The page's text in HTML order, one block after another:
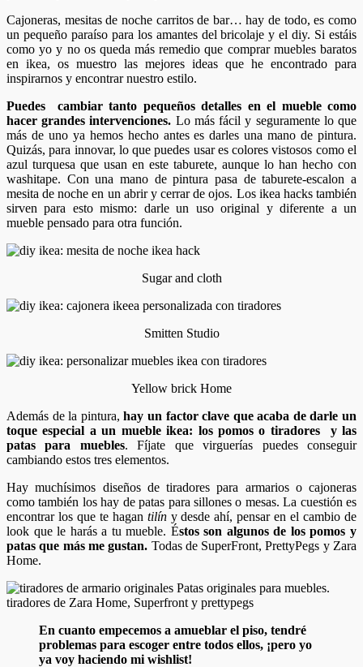
Cajoneras, mesitas de noche carritos de bar… hay de todo, es como
un pequeño paraíso para los amantes del bricolaje y el diy. Si estáis
como yo y no os queda más remedio que comprar muebles baratos
en ikea, os muestro las mejores ideas que he encontrado para
inspirarnos y encontrar nuestro estilo.
Puedes cambiar tanto pequeños detalles en el mueble como
hacer grandes intervenciones. Lo más fácil y seguramente lo que
más de uno ya hemos hecho antes es darles una mano de pintura.
Quizás, para innovar, lo que puedes usar es colores vistosos como el
azul turquesa que usan en este taburete, aunque lo han hecho con
washitape. Con una mano de pintura pasa de taburete-escalon a
mesita de noche en un abrir y cerrar de ojos. Los ikea hacks también
sirven para esto mismo: darle un uso original y diferente a un
mueble pensado para otra función.
Sugar and cloth
Smitten Studio
Yellow brick Home
Además de la pintura,hay un factor clave que acaba de darle un
toque especial a un mueble ikea: los pomos o tiradores y las
patas para muebles. Fíjate que virguerías puedes conseguir
cambiando estos tres elementos.
Hay muchísimos diseños de tiradores para armarios o cajoneras
como también los hay de patas para sillones o mesas. La cuestión es
encontrar los que te hagan tilíny desde ahí, pensar en el cambio de
look que le harás a tu mueble. Éstos son algunos de los pomos y
patas que más me gustan. Todas de SuperFront, PrettyPegs y Zara
Home.
En cuanto empecemos a amueblar el piso, tendré
problemas para escoger entre todos ellos, ¡pero yo
ya voy haciendo mi wishlist!